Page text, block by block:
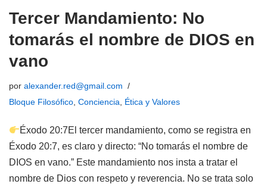
Tercer Mandamiento: No
tomarás el nombre de DIOS en
vano
por alexander.red@gmail.com
Bloque Filosófico, Conciencia, Ética y Valores
Éxodo 20:7El tercer mandamiento, como se registra en
Éxodo 20:7, es claro y directo: “No tomarás el nombre de
DIOS en vano.” Este mandamiento nos insta a tratar el
nombre de Dios con respeto y reverencia. No se trata solo